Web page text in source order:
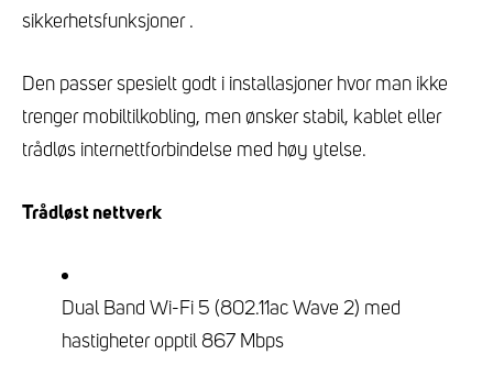
sikkerhetsfunksjoner .
Den passer spesielt godt i installasjoner hvor man ikke
trenger mobiltilkobling, men ønsker stabil, kablet eller
trådløs internettforbindelse med høy ytelse.
Trådløst nettverk
Dual Band Wi-Fi 5 (802.11ac Wave 2) med
hastigheter opptil 867 Mbps